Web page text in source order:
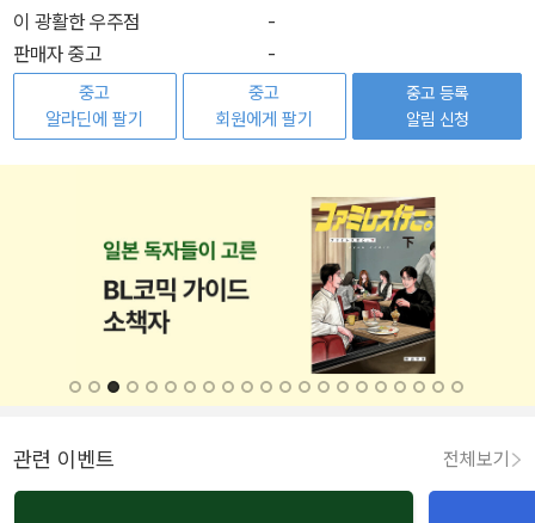
이 광활한 우주점
-
판매자 중고
-
중고
알라딘에 팔기
중고
회원에게 팔기
중고 등록
알림 신청
관련 이벤트 전체보기